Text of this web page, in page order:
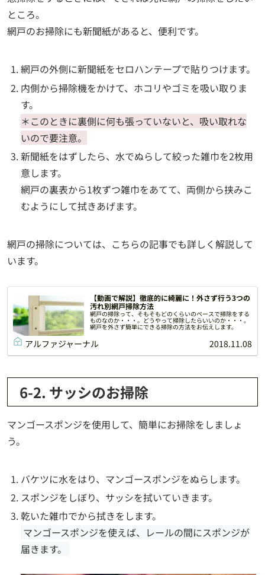
ところ。
網戸のお掃除にも新聞紙があると、便利です。
網戸の外側に新聞紙をセロハンテープで貼りつけます。
内側から掃除機をかけて、ホコリやゴミを吸い取りま
す。
＊このときに裏側に何も張っていないと、吸い取れな
いので要注意。
新聞紙をはずしたら、水でぬらして絞った雑巾を2枚用
意します。
網戸の裏表から1枚ずつ雑巾をあてて、両側から挟みこ
むようにして拭きあげます。
網戸の掃除については、こちらの記事でも詳しく解説して
います。
【動画で解説】徹底的に綺麗に！外さず行う3つの
汚れ別網戸掃除方法
網戸の掃除って、そもそもどのくらいのペースで掃除をする
ものなのか・・・。どうやって掃除したらいいのか・・・。
網戸を外さず簡単にできる掃除の方法をお伝えします。
アルファジャーナル 2018.11.08
6-2. サッシのお掃除
マンゴースポンジを使用して、簡単にお掃除をしましょ
う。
バケツに水をはり、マンゴースポンジをぬらします。
スポンジをしぼり、サッシを拭いていきます。
乾いた雑巾でから拭きをします。
マンゴースポンジを使えば、レールの間にスポンジが
届きます。